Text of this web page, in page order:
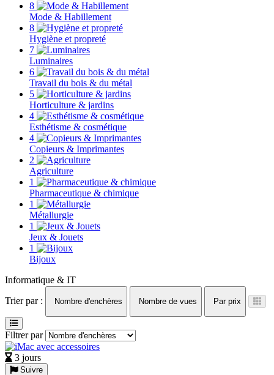
8
Mode & Habillement
8
Hygiène et propreté
7
Luminaires
6
Travail du bois & du métal
5
Horticulture & jardins
4
Esthétisme & cosmétique
4
Copieurs & Imprimantes
2
Agriculture
1
Pharmaceutique & chimique
1
Métallurgie
1
Jeux & Jouets
1
Bijoux
Informatique & IT
Trier par :
Nombre d'enchères Nombre de vues Par prix
Filtrer par
3 jours
Suivre